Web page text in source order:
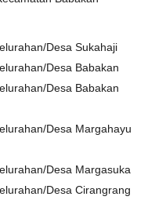
Desa Sukahaji
Desa Babakan
Desa Babakan
Desa Margahayu
Desa Margasuka
Desa Cirangrang